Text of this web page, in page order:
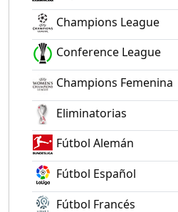
Champions League
Conference League
Champions Femenina
Eliminatorias
Fútbol Alemán
Fútbol Español
Fútbol Francés